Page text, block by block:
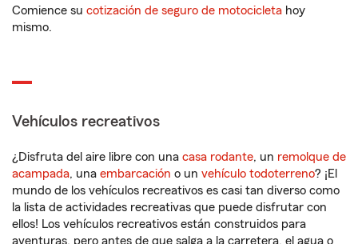
Comience su cotización de seguro de motocicleta hoy
mismo.
Vehículos recreativos
¿Disfruta del aire libre con una casa rodante, un remolque de
acampada, una embarcación o un vehículo todoterreno? ¡El
mundo de los vehículos recreativos es casi tan diverso como
la lista de actividades recreativas que puede disfrutar con
ellos! Los vehículos recreativos están construidos para
aventuras, pero antes de que salga a la carretera, el agua o